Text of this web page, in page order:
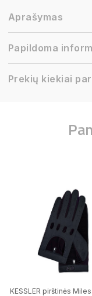
Aprašymas
Papildoma
Prekių kiekiai
KESSLER pirštinės